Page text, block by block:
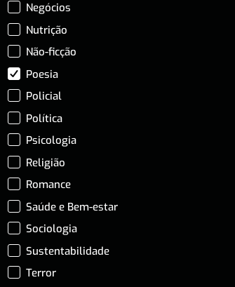
Negócios
Nutrição
Não-ficção
Poesia
Policial
Política
Psicologia
Religião
Romance
Saúde e Bem-estar
Sociologia
Sustentabilidade
Terror